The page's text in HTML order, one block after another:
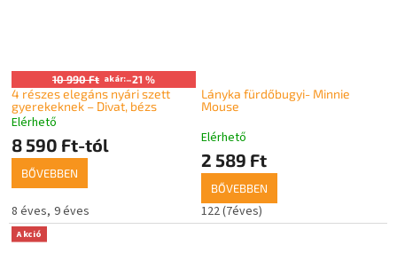
10 990 Ft akár:–21 %
4 részes elegáns nyári szett
gyerekeknek – Divat, bézs
A
termék
átlagos
értékelése
5-
ből
5,0
csillag.
Elérhető
8 590 Ft-tól
BŐVEBBEN
8 éves 9 éves
Lányka fürdőbugyi- Minnie
Mouse
Elérhető
2 589 Ft
BŐVEBBEN
122 (7éves)
Akció